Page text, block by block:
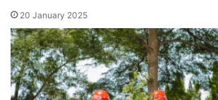
20 January 2025